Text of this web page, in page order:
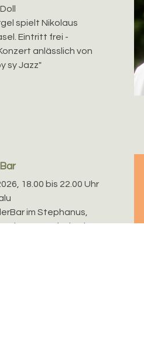
spielt Nikolaus
Eintritt frei -
anlässlich von
sy Jazz"
18.00 bis 22.00 Uhr
im Stephanus,
zum Auftakt des